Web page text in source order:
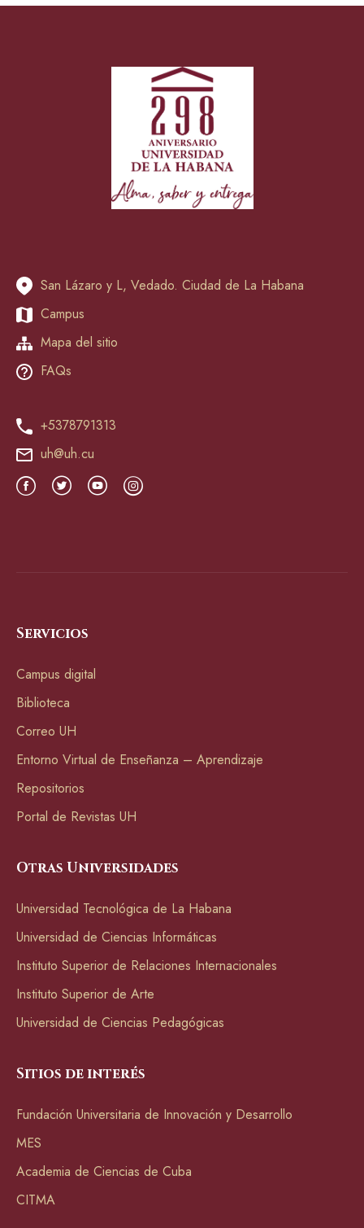
San Lázaro y L, Vedado. Ciudad de La Habana
Campus
Mapa del sitio
FAQs
+5378791313
uh@uh.cu
Servicios
Campus digital
Biblioteca
Correo UH
Entorno Virtual de Enseñanza – Aprendizaje
Repositorios
Portal de Revistas UH
Otras Universidades
Universidad Tecnológica de La Habana
Universidad de Ciencias Informáticas
Instituto Superior de Relaciones Internacionales
Instituto Superior de Arte
Universidad de Ciencias Pedagógicas
Sitios de interés
Fundación Universitaria de Innovación y Desarrollo
MES
Academia de Ciencias de Cuba
CITMA